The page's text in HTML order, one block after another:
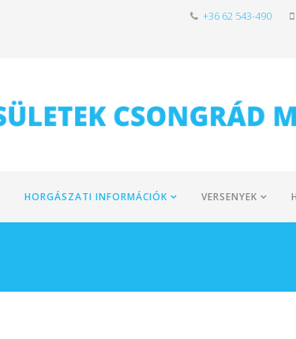
+36 62 543-490
HORGÁSZATI INFORMÁCIÓK VERSENYEK